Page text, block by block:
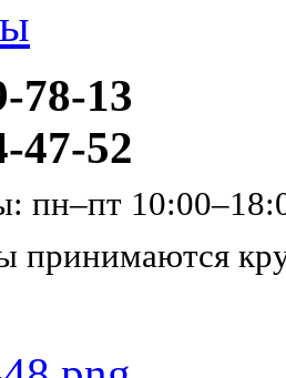
78-13
47-52
пн–пт
принимаются